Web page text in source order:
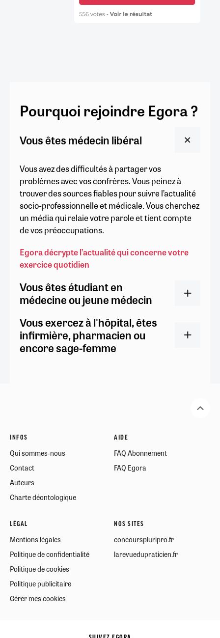
Pourquoi rejoindre Egora ?
Vous êtes médecin libéral
Vous avez des difficultés à partager vos
problèmes avec vos confrères. Vous peinez à
trouver des sources fiables pour suivre l’actualité
socio-professionnelle et médicale. Vous cherchez
un média qui relaie votre parole et tient compte
de vos préoccupations.
Egora décrypte l’actualité qui concerne votre
exercice quotidien
Vous êtes étudiant en
médecine ou jeune médecin
Vous exercez à l'hôpital, êtes
infirmière, pharmacien ou
encore sage-femme
INFOS
Qui sommes-nous
Contact
Auteurs
Charte déontologique
AIDE
FAQ Abonnement
FAQ Egora
LÉGAL
Mentions légales
Politique de confidentialité
Politique de cookies
Politique publicitaire
Gérer mes cookies
NOS SITES
concourspluripro.fr
larevuedupraticien.fr